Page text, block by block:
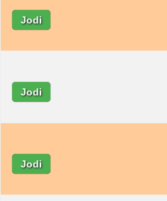
Jodi
Jodi
Jodi